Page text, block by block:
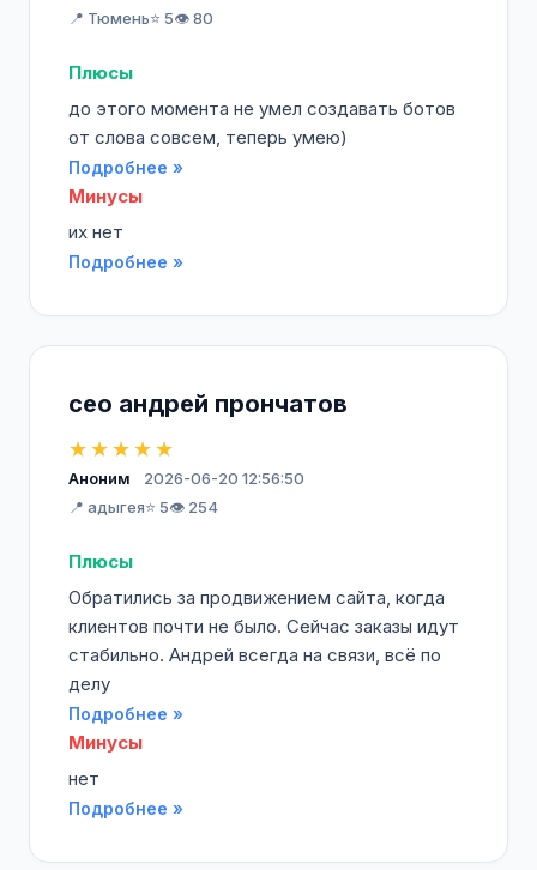
📍 Тюмень⭐ 5👁️ 80
Плюсы
до этого момента не умел создавать ботов
от слова совсем, теперь умею)
Подробнее »
Минусы
их нет
Подробнее »
сео андрей прончатов
★★★★★
Аноним
2026-06-20 12:56:50
📍 адыгея⭐ 5👁️ 254
Плюсы
Обратились за продвижением сайта, когда
клиентов почти не было. Сейчас заказы идут
стабильно. Андрей всегда на связи, всё по
делу
Подробнее »
Минусы
нет
Подробнее »